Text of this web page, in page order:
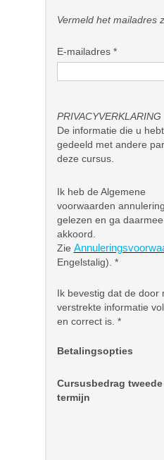
Vermeld het mailadres
E-mailadres*
PRIVACYVERKLARING
De informatie die u
gedeeld met andere
deze cursus.
Ik heb de Algemene
voorwaarden annulering
gelezen en ga daarmee
akkoord.
Zie
Engelstalig). *
Ik bevestig dat de door
verstrekte informatie
en correct is. *
Betalingsopties
Cursusbedrag tweede
termijn